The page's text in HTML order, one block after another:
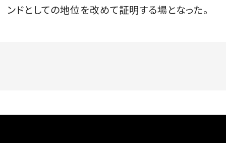
ンドとしての地位を改めて証明する場となった。